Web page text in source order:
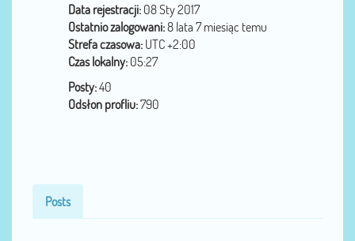
Data rejestracji: 08 Sty 2017
Ostatnio zalogowani:8 lata 7 miesiąc temu
Strefa czasowa: UTC +2:00
Czas lokalny: 05:27
Posty:40
Odsłon profliu:790
Posts